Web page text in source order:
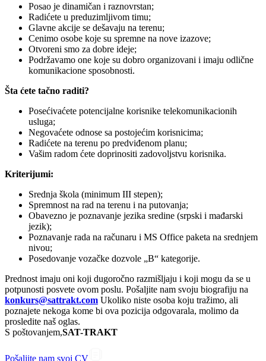
Posao je dinamičan i raznovrstan;
Radićete u preduzimljivom timu;
Glavne akcije se dešavaju na terenu;
Cenimo osobe koje su spremne na nove izazove;
Otvoreni smo za dobre ideje;
Podržavamo one koje su dobro organizovani i imaju odlične
komunikacione sposobnosti.
Šta ćete tačno raditi?
Posećivaćete potencijalne korisnike telekomunikacionih
usluga;
Negovaćete odnose sa postojećim korisnicima;
Radićete na terenu po predviđenom planu;
Vašim radom ćete doprinositi zadovoljstvu korisnika.
Kriterijumi:
Srednja škola (minimum III stepen);
Spremnost na rad na terenu i na putovanja;
Obavezno je poznavanje jezika sredine (srpski i mađarski
jezik);
Poznavanje rada na računaru i MS Office paketa na srednjem
nivou;
Posedovanje vozačke dozvole „B“ kategorije.
Prednost imaju oni koji dugoročno razmišljaju i koji mogu da se u
potpunosti posvete ovom poslu. Pošaljite nam svoju biografiju na
konkurs@sattrakt.com Ukoliko niste osoba koju tražimo, ali
poznajete nekoga kome bi ova pozicija odgovarala, molimo da
prosledite naš oglas.
S poštovanjem,SAT-TRAKT
Pošaljite nam svoj CV